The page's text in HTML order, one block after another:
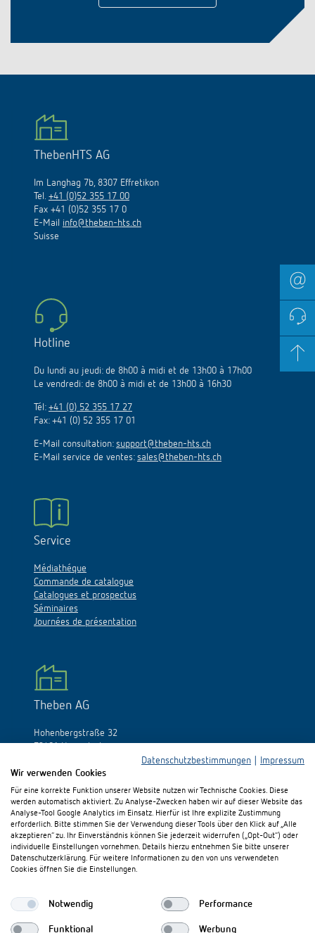
ThebenHTS AG
Im Langhag 7b, 8307 Effretikon
Tel. +41 (0)52 355 17 00
Fax +41 (0)52 355 17 0
E-Mail info@theben-hts.ch
Suisse
Hotline
Du lundi au jeudi: de 8h00 à midi et de 13h00 à 17h00
Le vendredi: de 8h00 à midi et de 13h00 à 16h30
Tél: +41 (0) 52 355 17 27
Fax: +41 (0) 52 355 17 01
E-Mail consultation: support@theben-hts.ch
E-Mail service de ventes: sales@theben-hts.ch
Service
Médiathéque
Commande de catalogue
Catalogues et prospectus
Séminaires
Journées de présentation
Theben AG
Hohenbergstraße 32
Fax: +49 (0)74 74/692-150
E-Mail:info@theben.de
S'il vous plaît visitez-nous sur:
Datenschutzbestimmungen
Impressum
Wir verwenden Cookies
Für eine korrekte Funktion unserer Website nutzen wir Technische Cookies. Diese
werden automatisch aktiviert. Zu Analyse-Zwecken haben wir auf dieser Website das
Analyse-Tool Google Analytics im Einsatz. Hierfür ist Ihre explizite Zustimmung
erforderlich. Bitte stimmen Sie der Verwendung dieser Tools über den Klick auf „Alle
akzeptieren“ zu. Ihr Einverständnis können Sie jederzeit widerrufen („Opt-Out“) oder
individuelle Einstellungen vornehmen. Details hierzu entnehmen Sie bitte unserer
Datenschutzerklärung. Für weitere Informationen zu den von uns verwendeten
Cookies öffnen Sie die Einstellungen.
Notwendig Performance
Funktional Werbung